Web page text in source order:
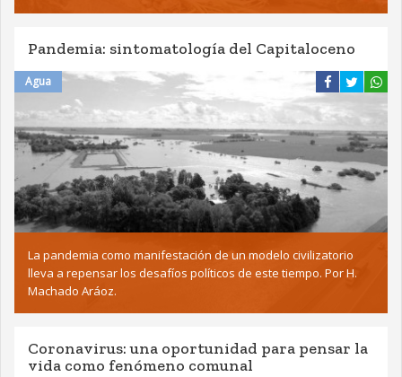
Pandemia: sintomatología del Capitaloceno
Agua
La pandemia como manifestación de un modelo civilizatorio
lleva a repensar los desafíos políticos de este tiempo. Por H.
Machado Aráoz.
Coronavirus: una oportunidad para pensar la
vida como fenómeno comunal